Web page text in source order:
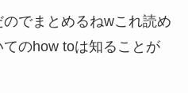
でまとめるねwこれ読め
のhow toは知ることが